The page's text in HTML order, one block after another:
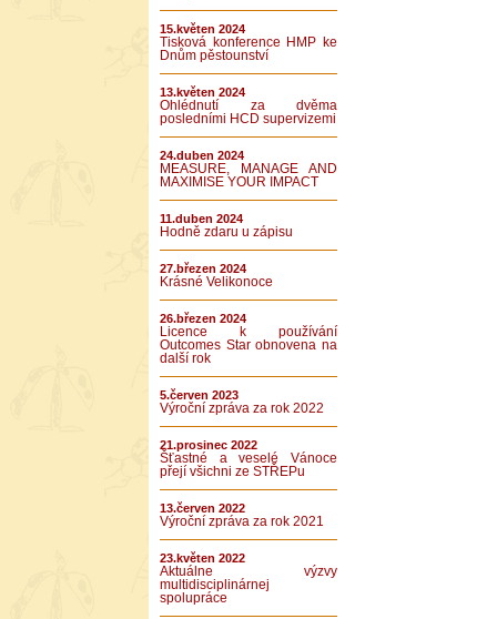
15.květen 2024
Tisková konference HMP ke
Dnům pěstounství
13.květen 2024
Ohlédnutí za dvěma
posledními HCD supervizemi
24.duben 2024
MEASURE, MANAGE AND
MAXIMISE YOUR IMPACT
11.duben 2024
Hodně zdaru u zápisu
27.březen 2024
Krásné Velikonoce
26.březen 2024
Licence k používání
Outcomes Star obnovena na
další rok
5.červen 2023
Výroční zpráva za rok 2022
21.prosinec 2022
Šťastné a veselé Vánoce
přejí všichni ze STŘEPu
13.červen 2022
Výroční zpráva za rok 2021
23.květen 2022
Aktuálne výzvy
multidisciplinárnej
spolupráce